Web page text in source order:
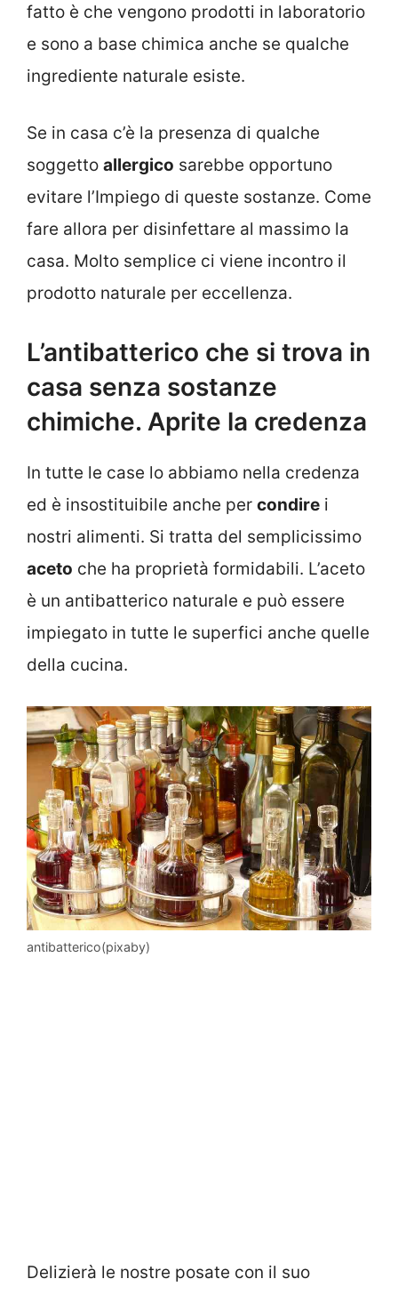
fatto è che vengono prodotti in laboratorio
e sono a base chimica anche se qualche
ingrediente naturale esiste.
Se in casa c’è la presenza di qualche
soggetto allergico sarebbe opportuno
evitare l’Impiego di queste sostanze. Come
fare allora per disinfettare al massimo la
casa. Molto semplice ci viene incontro il
prodotto naturale per eccellenza.
L’antibatterico che si trova in
casa senza sostanze
chimiche. Aprite la credenza
In tutte le case lo abbiamo nella credenza
ed è insostituibile anche per condire i
nostri alimenti. Si tratta del semplicissimo
aceto che ha proprietà formidabili. L’aceto
è un antibatterico naturale e può essere
impiegato in tutte le superfici anche quelle
della cucina.
antibatterico(pixaby)
Delizierà le nostre posate con il suo